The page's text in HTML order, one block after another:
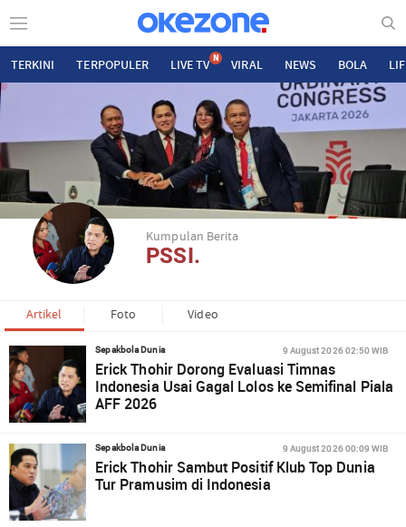
TERKINI TERPOPULER LIVE TV N VIRAL NEWS BOLA
Kumpulan Berita
PSSI.
Artikel Foto Video
Sepakbola Dunia 9 August 2026 02:50 WIB
Erick Thohir Dorong Evaluasi Timnas
Indonesia Usai Gagal Lolos ke Semifinal Piala
AFF 2026
Sepakbola Dunia 9 August 2026 00:09 WIB
Erick Thohir Sambut Positif Klub Top Dunia
Tur Pramusim di Indonesia